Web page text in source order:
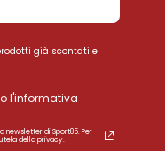
già scontati e
l'informativa
newsletter di Sport85. Per
della privacy.